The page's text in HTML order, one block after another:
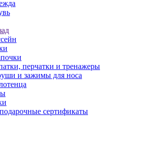
перчатки и тренажеры
и зажимы для носа
сертификаты